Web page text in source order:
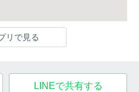
リで見る
LINEで共有する